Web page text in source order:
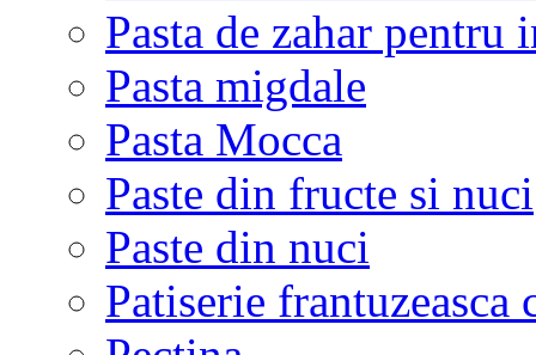
Pasta de zahar
Pasta migdale
Pasta Mocca
Paste din fructe si nuci
Paste din nuci
Patiserie frantuzeasca